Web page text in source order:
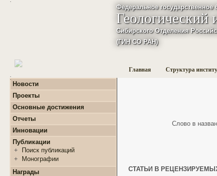
Федеральное
Сибирского Отделения
(ГИН СО РАН)
Главная Структура
:
Новости
Проекты
+
базовые проекты по
приоритетным
+ Гранты
+ Международные
проекты и соглашения
+
Завершенные проекты.
Основные достижения
Отчеты
+
Фундаментальные
базовые проекты по
приоритетным
направлениям РАН
Программы Президиума
РАН
Инновации
Публикации
+
Поиск публикаций
+
Монографии
Награды
Слово в
СТАТЬИ В